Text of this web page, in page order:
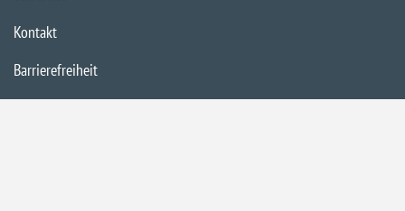
Kontakt
Barrierefreiheit